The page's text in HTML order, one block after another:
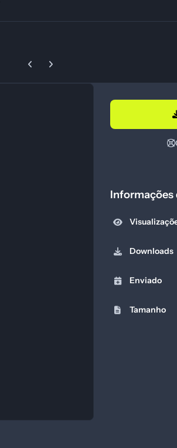
Previous carousel slide
Next carousel slide
Informações
Downloads
Enviado
Tamanho